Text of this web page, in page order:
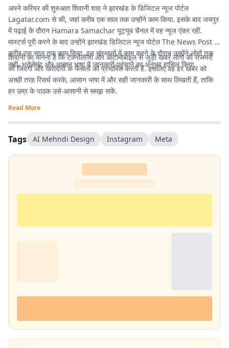
अपने करियर की शुरुआत शिवानी शाह ने झारखंड के डिजिटल न्यूज पोर्टल
Lagatar.com से की, जहां करीब एक साल तक उन्होंने काम किया. इसके बाद जयपुर
में पढ़ाई के दौरान Hamara Samachar यूट्यूब चैनल में वह न्यूज एंकर रहीं.
मास्टर्स पूरी करने के बाद उन्होंने झारखंड डिजिटल न्यूज पोर्टल The News Post में
करीब एक साल तक काम किया. इन संस्थानों में काम करने के दौरान उन्होंने लोगों तक
सही, भरोसेमंद और आसान भाषा में जानकारी पहुंचाने का अनुभव हासिल किया.
शिवानी का मानना है कि टेक्नोलॉजी और ऑटोमोबाइल से जुड़ी खबरें लोगों की रोजमर्रा
की जिंदगी और खरीदारी के फैसलों को प्रभावित करती हैं. इसलिए वह हर खबर को
अच्छी तरह रिसर्च करके, आसान भाषा में और सही जानकारी के साथ लिखती हैं, ताकि
हर उम्र के पाठक उसे आसानी से समझ सकें.
Read More
Tags AI Mehndi Design Instagram Meta